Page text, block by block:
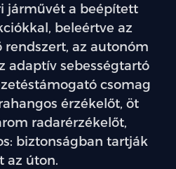
járművét a beépített
beleértve az
rendszert, az autonóm
adaptív sebességtartó
csomag
érzékelőt, öt
radarérzékelőt,
biztonságban tartják
az úton.